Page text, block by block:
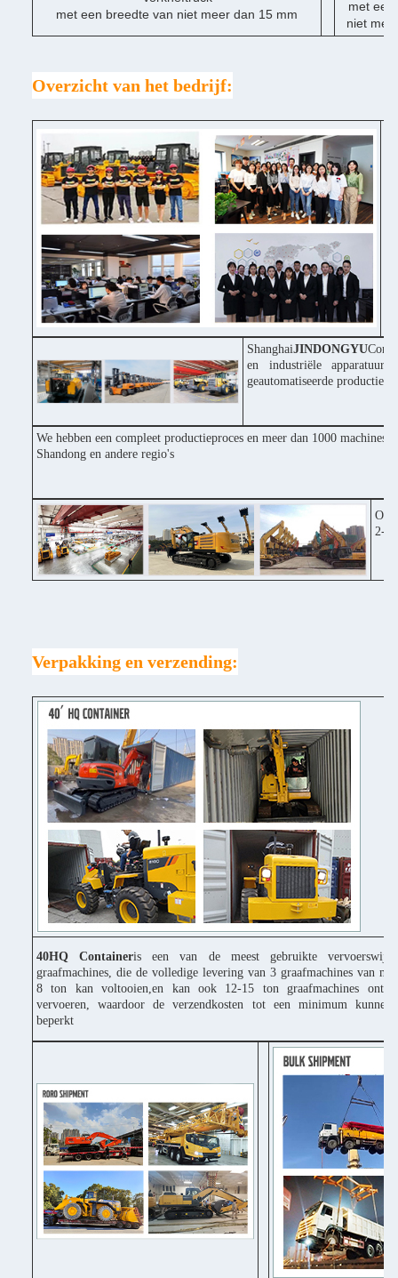
met een breedte van niet meer dan 15 mm
met een
niet
Overzicht van het bedrijf:
ShanghaiJINDONGYU
en industriële
geautomatiseerde
We hebben een compleet productieproces en meer dan 1000
Shandong en andere regio's
2-3
Verpakking en verzending:
40HQ Containeris een van de meest gebruikte
graafmachines, die de volledige levering van 3 graafmachines van
8 ton kan voltooien,en kan ook 12-15 ton graafmachines
vervoeren, waardoor de verzendkosten tot een minimum kunnen
beperkt